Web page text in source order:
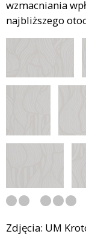
wzmacniania
najbliższego
Zdjęcia: UM